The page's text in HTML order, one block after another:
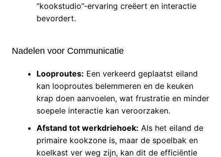
“kookstudio”-ervaring creëert en interactie
bevordert.
Nadelen voor Communicatie
Looproutes: Een verkeerd geplaatst eiland
kan looproutes belemmeren en de keuken
krap doen aanvoelen, wat frustratie en minder
soepele interactie kan veroorzaken.
Afstand tot werkdriehoek: Als het eiland de
primaire kookzone is, maar de spoelbak en
koelkast ver weg zijn, kan dit de efficiëntie